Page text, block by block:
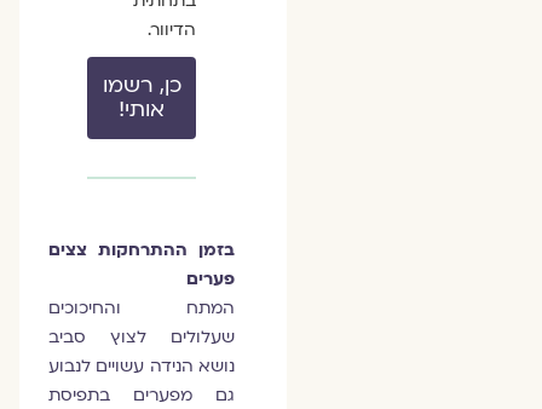
הדיוור.
כן, רשמו
אותי!
בזמן ההתרחקות צצים
פערים
המתח והחיכוכים
שעלולים לצוץ סביב
נושא הנידה עשויים לנבוע
גם מפערים בתפיסת